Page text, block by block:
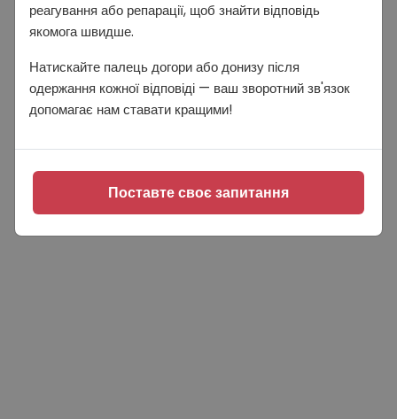
реагування або репарації, щоб знайти відповідь
якомога швидше.
Натискайте палець догори або донизу після
одержання кожної відповіді — ваш зворотний зв'язок
допомагає нам ставати кращими!
Поставте своє запитання